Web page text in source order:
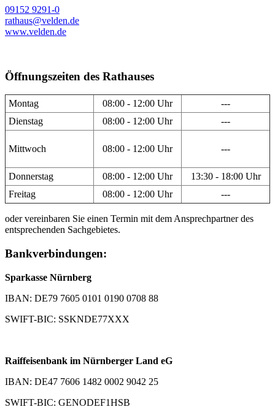
09152 9291-0
rathaus@velden.de
www.velden.de
Öffnungszeiten des Rathauses
Montag 08:00 - 12:00 Uhr
---
Dienstag
08:00 - 12:00 Uhr ---
Mittwoch 08:00 - 12:00 Uhr ---
Donnerstag 08:00 - 12:00 Uhr
13:30 - 18:00 Uhr
Freitag
08:00 - 12:00 Uhr ---
oder vereinbaren Sie einen Termin mit dem Ansprechpartner des
entsprechenden Sachgebietes.
Bankverbindungen:
Sparkasse Nürnberg
IBAN: DE79 7605 0101 0190 0708 88
SWIFT-BIC: SSKNDE77XXX
Raiffeisenbank im Nürnberger Land eG
IBAN: DE47 7606 1482 0002 9042 25
SWIFT-BIC: GENODEF1HSB